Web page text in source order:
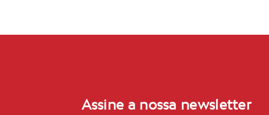
Assine a nossa newsletter